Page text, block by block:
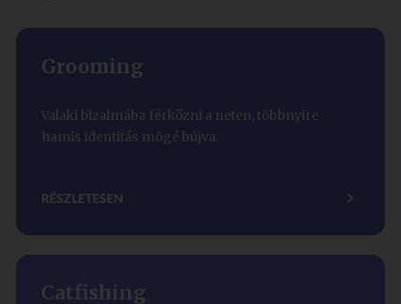
Grooming
Valaki bizalmába férkőzni a neten, többnyire
hamis identitás mögé bújva.
RÉSZLETESEN
Catfishing